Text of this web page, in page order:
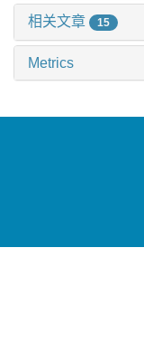
相关文章 15
Metrics